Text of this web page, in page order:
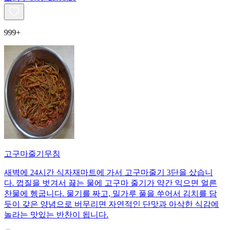
999+
고구마줄기무침
새벽에 24시간 식자재마트에 가서 고구마줄기 3단을 샀습니
다. 껍질을 벗겨서 끓는 물에 고구마 줄기가 약간 익으면 얼른
찬물에 헹굽니다. 물기를 짜고, 밀가루 풀을 쑤어서 김치를 담
듯이 갖은 양념으로 버무리면 자연적인 단맛과 아삭한 식감에
놀라는 맛있는 반찬이 됩니다.